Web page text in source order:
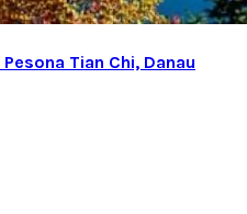
Tian Chi, Danau